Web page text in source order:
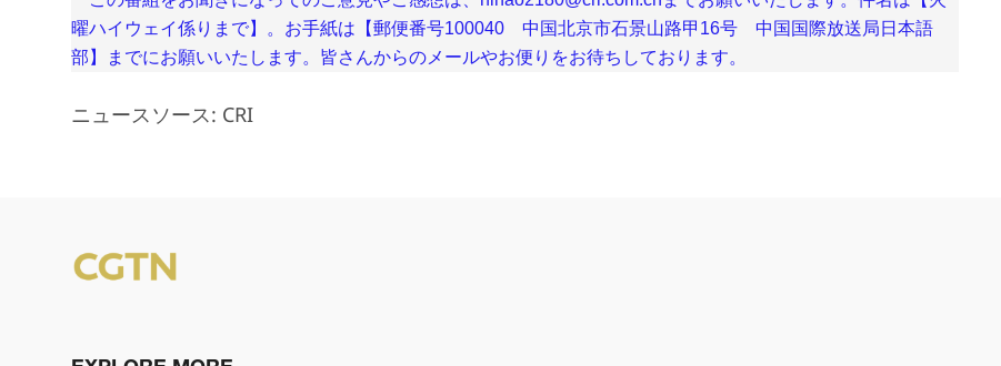
曜ハイウェイ係りまで】。お手紙は【郵便番号100040 中国北京市石景山路甲16号 中国国際放送局日本語
部】までにお願いいたします。皆さんからのメールやお便りをお待ちしております。
ニュースソース: CRI